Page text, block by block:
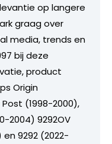
op langere
graag over
media, trends en
bij deze
product
Origin
(1998-2000),
2004) 9292OV
en 9292 (2022-